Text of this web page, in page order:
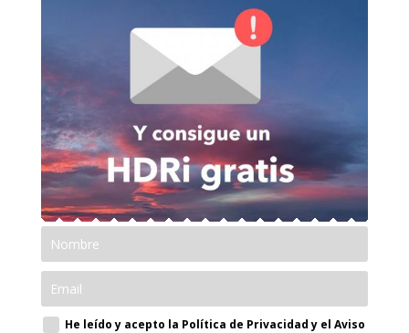
He leído y acepto la Política de Privacidad y el Aviso